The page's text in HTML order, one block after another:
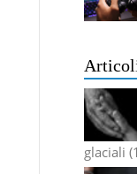
glaciali